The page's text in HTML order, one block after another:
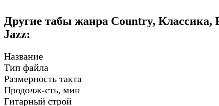
Другие табы жанра Country, Классика,
Jazz:
Название
Тип файла
Размерность такта
Продолж-сть, мин
Гитарный строй